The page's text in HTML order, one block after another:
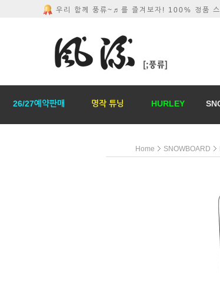
우리 함께 풍류~♬를 즐겨보자! 100% 정품 스
26/27예약판매 명작 튜닝 HURLEY
Home SNOWBOARD